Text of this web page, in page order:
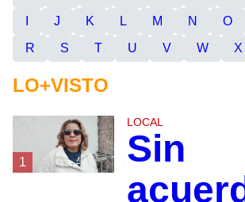
J K L M N O
R
S T U V W X
LO+VISTO
1
LOCAL
Sin